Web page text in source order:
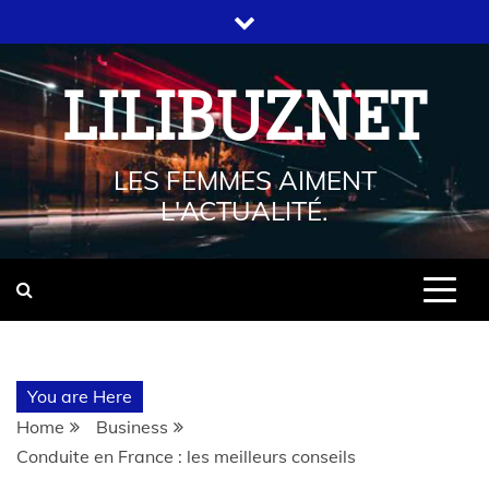
LILIBUZNET
LES FEMMES AIMENT
L'ACTUALITÉ.
You are Here
Home
Business
Conduite en France : les meilleurs conseils